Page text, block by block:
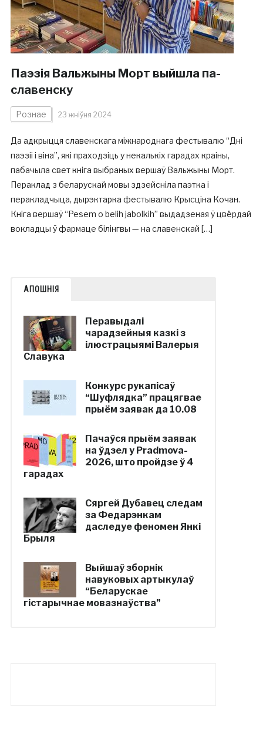
Паэзія Вальжыны Морт выйшла па-
славенску
Рознае 23 жніўня 2024
Да адкрыцця славенскага міжнароднага фестывалю “Дні
паэзіі і віна”, які праходзіць у некалькіх гарадах краіны,
пабачыла свет кніга выбраных вершаў Вальжыны Морт.
Пераклад з беларускай мовы здзейсніла паэтка і
перакладчыца, дырэктарка фестывалю Крысціна Кочан.
Кніга вершаў “Pesem o belih jabolkih” выдадзеная ў цвёрдай
вокладцы ў фармаце білінгвы — на славенскай […]
АПОШНІЯ
Перавыдалі
чарадзейныя казкі з
ілюстрацыямі Валерыя
Славука
Конкурс рукапісаў
“Шуфлядка” працягвае
прыём заявак да 10.08
Пачаўся прыём заявак
на ўдзел у Pradmova-
2026, што пройдзе ў 4
гарадах
Сяргей Дубавец следам
за Федарэнкам
даследуе феномен Янкі
Брыля
Выйшаў зборнік
навуковых артыкулаў
“Беларускае
гістарычнае мовазнаўства”